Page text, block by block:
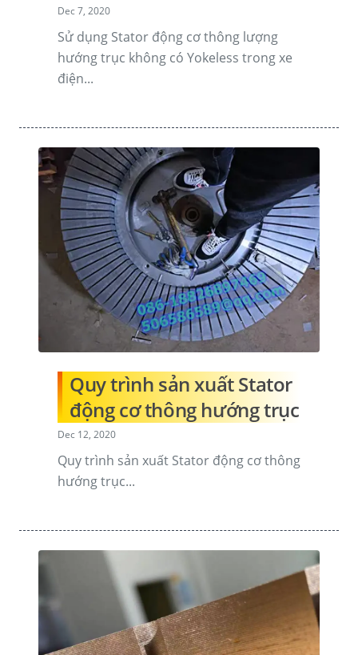
Dec 7, 2020
Sử dụng Stator động cơ thông lượng
hướng trục không có Yokeless trong xe
điện...
Quy trình sản xuất Stator
động cơ thông hướng trục
Dec 12, 2020
Quy trình sản xuất Stator động cơ thông
hướng trục...